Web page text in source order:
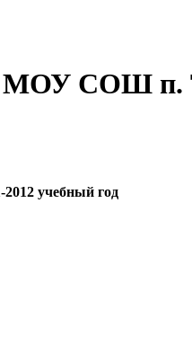
МОУ СОШ
учебный год